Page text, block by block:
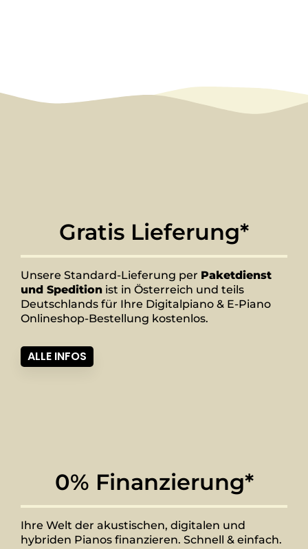
Gratis Lieferung*
Unsere Standard-Lieferung per Paketdienst
und Spedition ist in Österreich und teils
Deutschlands für Ihre Digitalpiano & E-Piano
Onlineshop-Bestellung kostenlos.
ALLE INFOS
0% Finanzierung*
Ihre Welt der akustischen, digitalen und
hybriden Pianos finanzieren. Schnell & einfach.